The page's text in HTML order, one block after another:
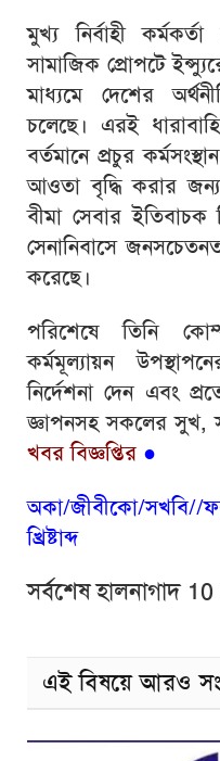
মুখ্য নির্বাহী
সামাজিক প্রোপটে
মাধ্যমে দেশের
চলেছে। এরই
বর্তমানে প্রচুর
আওতা বৃদ্ধি করার জন্য
বীমা সেবার
সেনানিবাসে
করেছে।
পরিশেষে তিনি
কর্মমূল্যায়ন
নির্দেশনা দেন এবং
জ্ঞাপনসহ সকলের সুখ,
খবর বিজ্ঞপ্তির●
অকা/জীবীকো/
খ্রিষ্টাব্দ
সর্বশেষ হালনাগাদ
এই বিষয়ে আরও